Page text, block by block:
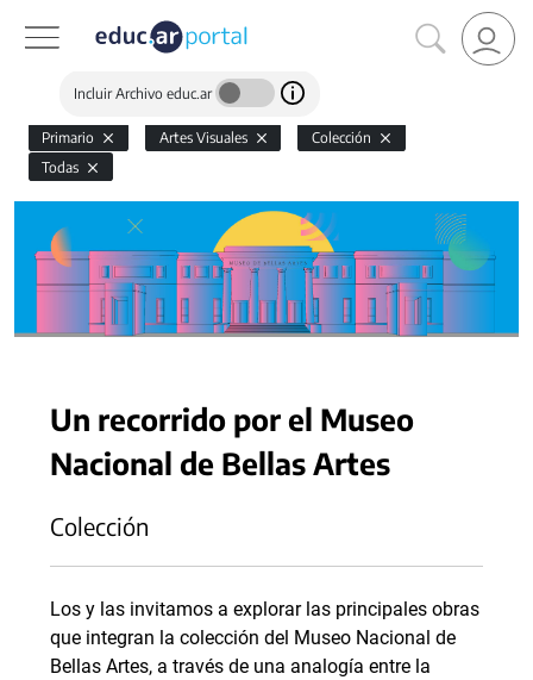
Incluir Archivo educ.ar
Primario Artes Visuales
Colección
Todas
Un recorrido por el Museo
Nacional de Bellas Artes
Colección
Los y las invitamos a explorar las principales obras
que integran la colección del Museo Nacional de
Bellas Artes, a través de una analogía entre la